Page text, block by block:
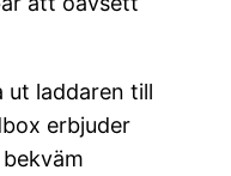
ut laddaren till
erbjuder